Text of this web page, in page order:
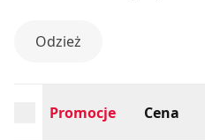
Odzież
Promocje Cena